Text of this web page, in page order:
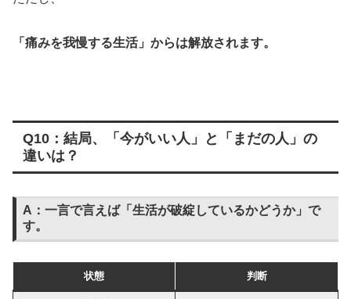
「痛みを我慢する生活」からは解放されます。
Q10：結局、「今がいい人」と「まだの人」の
違いは？
A：一言で言えば「生活が破綻しているかどうか」で
す。
状態 判断